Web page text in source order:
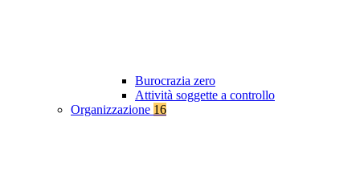
Burocrazia zero
Attività soggette a controllo
Organizzazione 16